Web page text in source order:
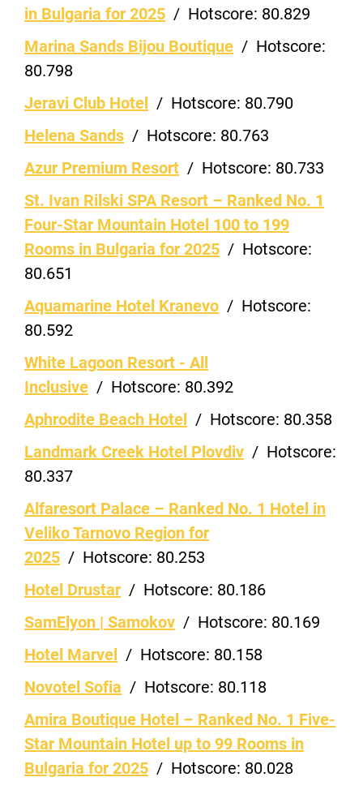
in Bulgaria for 2025 / Hotscore: 80.829
Marina Sands Bijou Boutique / Hotscore:
80.798
Jeravi Club Hotel / Hotscore: 80.790
Helena Sands / Hotscore: 80.763
Azur Premium Resort / Hotscore: 80.733
St. Ivan Rilski SPA Resort – Ranked No. 1
Four-Star Mountain Hotel 100 to 199
Rooms in Bulgaria for 2025 / Hotscore:
80.651
Aquamarine Hotel Kranevo / Hotscore:
80.592
White Lagoon Resort - All
Inclusive / Hotscore: 80.392
Aphrodite Beach Hotel / Hotscore: 80.358
Landmark Creek Hotel Plovdiv / Hotscore:
80.337
Alfaresort Palace – Ranked No. 1 Hotel in
Veliko Tarnovo Region for
2025 / Hotscore: 80.253
Hotel Drustar / Hotscore: 80.186
SamElyon | Samokov / Hotscore: 80.169
Hotel Marvel / Hotscore: 80.158
Novotel Sofia / Hotscore: 80.118
Amira Boutique Hotel – Ranked No. 1 Five-
Star Mountain Hotel up to 99 Rooms in
Bulgaria for 2025 / Hotscore: 80.028